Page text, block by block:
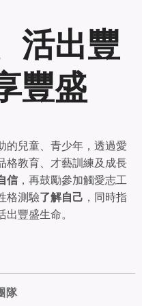
活出豐
豐盛
的兒童、青少年，透過愛
格教育、才藝訓練及成長
信 ，再鼓勵參加觸愛志工
格測驗了解自己 ，同時指
出豐盛生命。
隊